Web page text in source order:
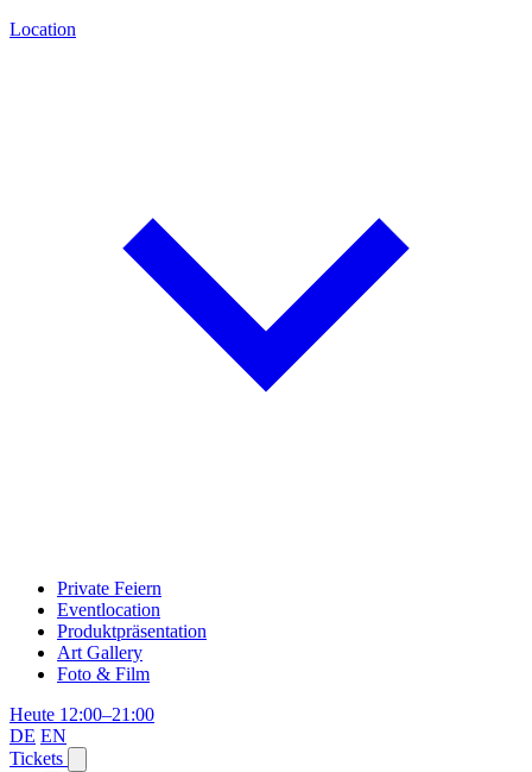
Location
Private Feiern
Eventlocation
Produktpräsentation
Art Gallery
Foto & Film
Heute 12:00–21:00
DE EN
Tickets